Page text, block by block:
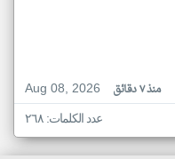
Aug 08, 2026
منذ ٧ دقائق
عدد الكلمات: ٢٦٨